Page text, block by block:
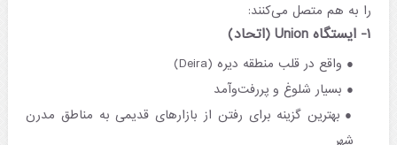
را به هم متصل می‌کنند:
۱- ایستگاه Union (اتحاد)
واقع در قلب منطقه دیره (Deira)
بسیار شلوغ و پررفت‌وآمد
بهترین گزینه برای رفتن از بازارهای قدیمی به مناطق مدرن
شهر